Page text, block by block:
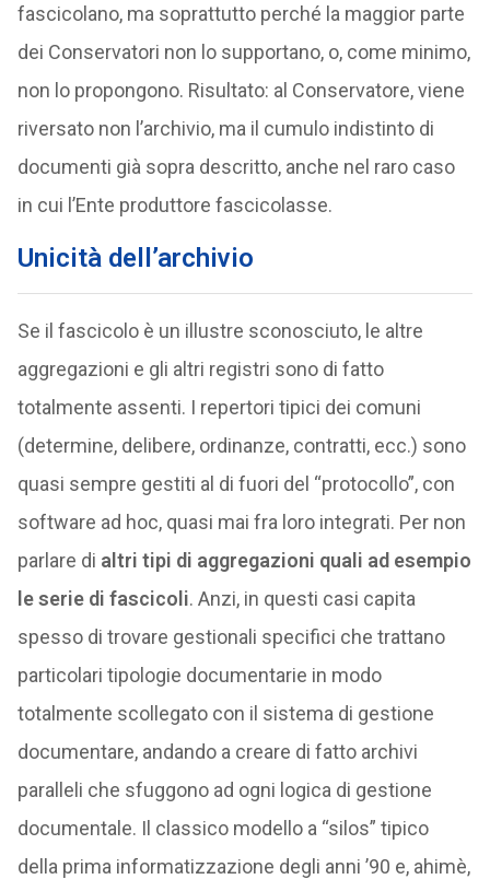
fascicolano, ma soprattutto perché la maggior parte
dei Conservatori non lo supportano, o, come minimo,
non lo propongono. Risultato: al Conservatore, viene
riversato non l’archivio, ma il cumulo indistinto di
documenti già sopra descritto, anche nel raro caso
in cui l’Ente produttore fascicolasse.
Unicità dell’archivio
Se il fascicolo è un illustre sconosciuto, le altre
aggregazioni e gli altri registri sono di fatto
totalmente assenti. I repertori tipici dei comuni
(determine, delibere, ordinanze, contratti, ecc.) sono
quasi sempre gestiti al di fuori del “protocollo”, con
software ad hoc, quasi mai fra loro integrati. Per non
parlare di altri tipi di aggregazioni quali ad esempio
le serie di fascicoli. Anzi, in questi casi capita
spesso di trovare gestionali specifici che trattano
particolari tipologie documentarie in modo
totalmente scollegato con il sistema di gestione
documentare, andando a creare di fatto archivi
paralleli che sfuggono ad ogni logica di gestione
documentale. Il classico modello a “silos” tipico
della prima informatizzazione degli anni ’90 e, ahimè,